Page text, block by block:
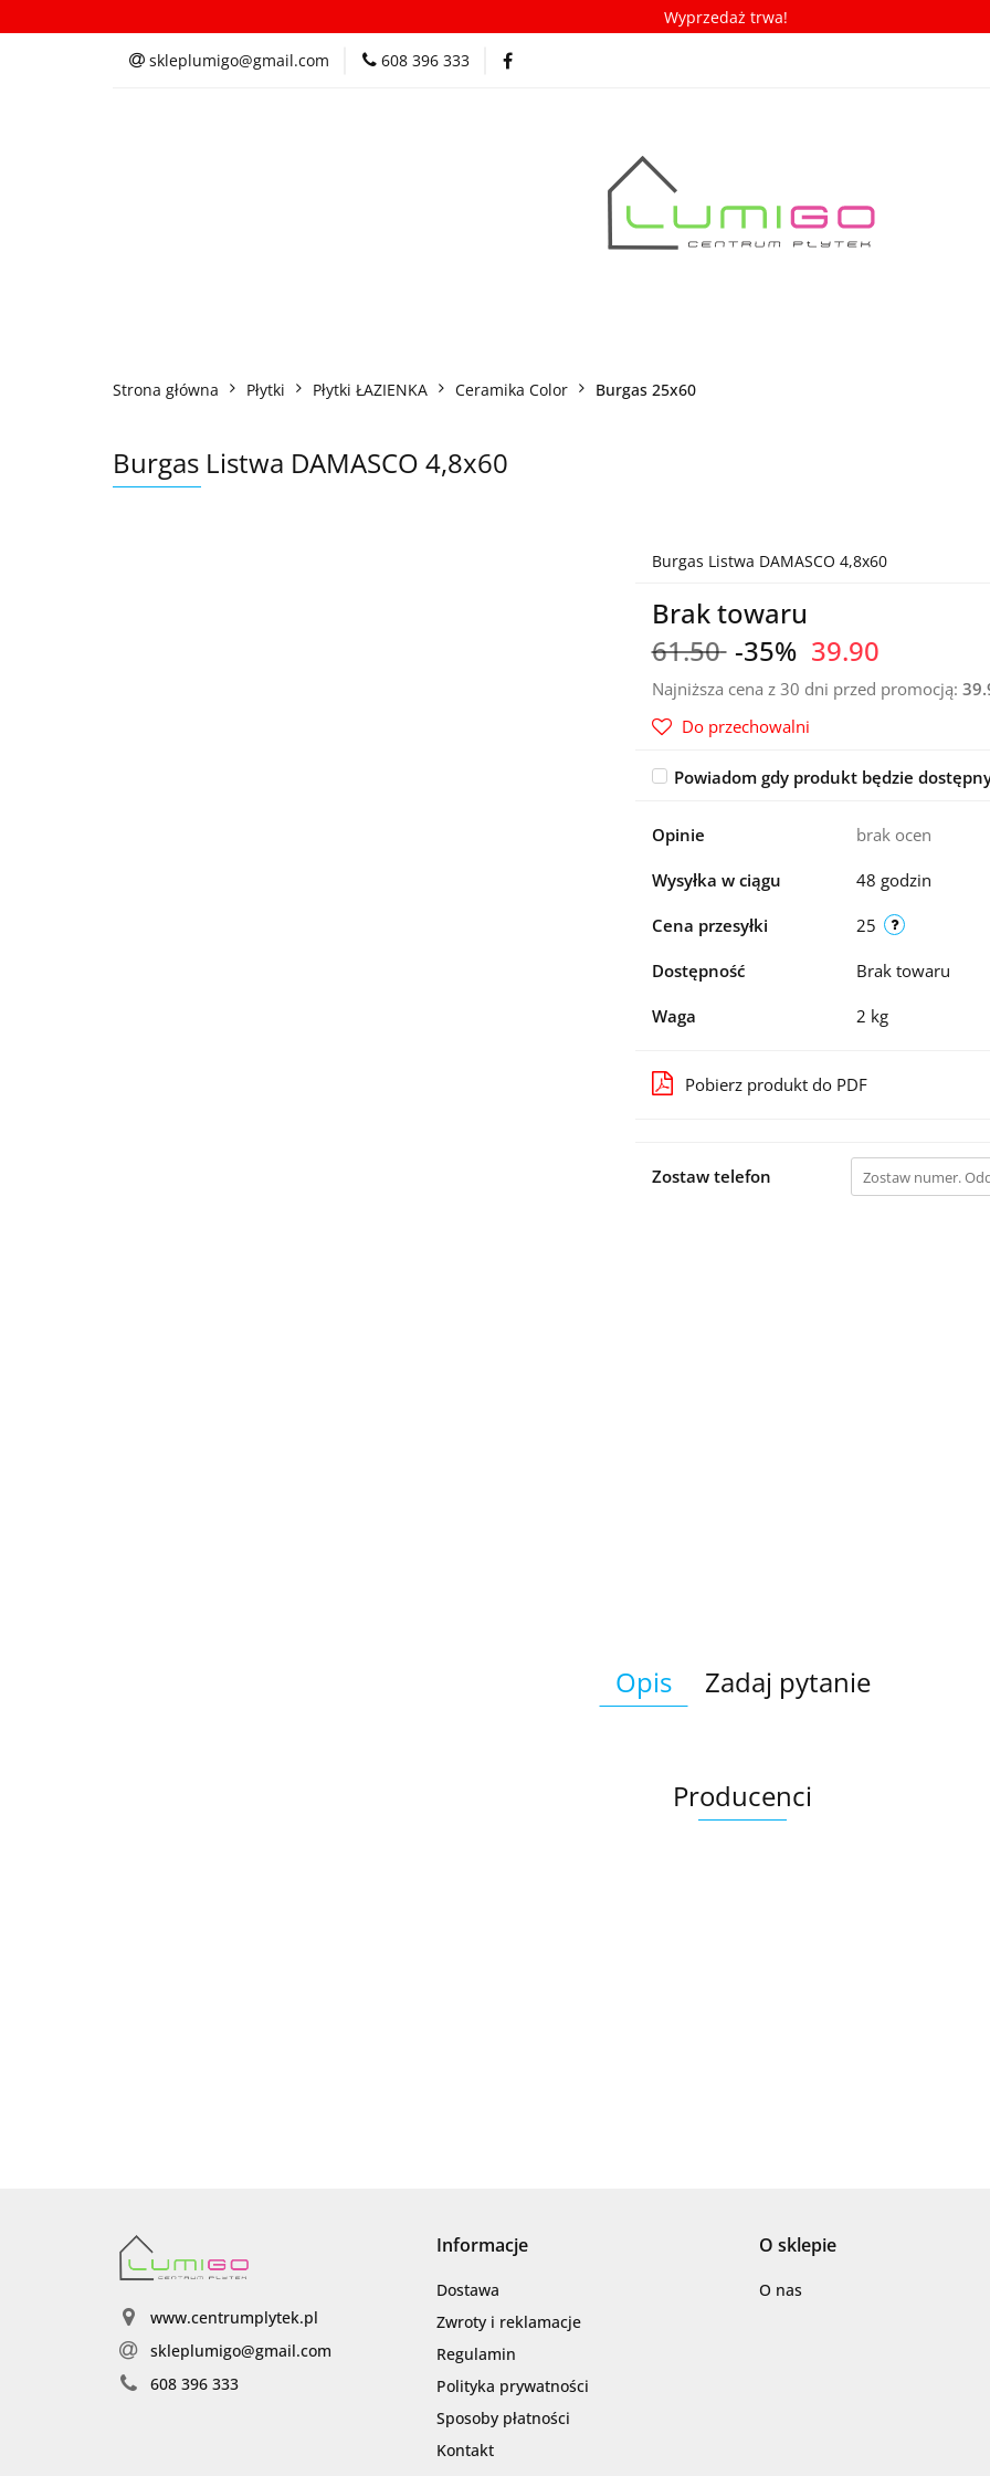
Wyprzedaż trwa!
skleplumigo@gmail.com 608 396 333
Kategorie Inspiracje Porady/ABC płytek Nowości
Strona główna Płytki Płytki ŁAZIENKA Ceramika Color Burgas 25x60
Burgas Listwa DAMASCO 4,8x60
Burgas Listwa DAMASCO 4,8x60
Brak towaru
61.50 -35% 39.90
Najniższa cena z 30 dni przed promocją:
Do przechowalni
Powiadom gdy produkt będzie
Opinie brak ocen
Wysyłka w ciągu 48 godzin
Cena przesyłki 25
Dostępność Brak towaru
Waga 2 kg
Pobierz produkt do PDF
Zostaw telefon
Opis Zadaj pytanie
Producenci
Barwolf
www.centrumplytek.pl
skleplumigo@gmail.com
608 396 333
Informacje
Dostawa
Zwroty i reklamacje
Regulamin
Polityka prywatności
Sposoby płatności
Kontakt
O sklepie
O nas